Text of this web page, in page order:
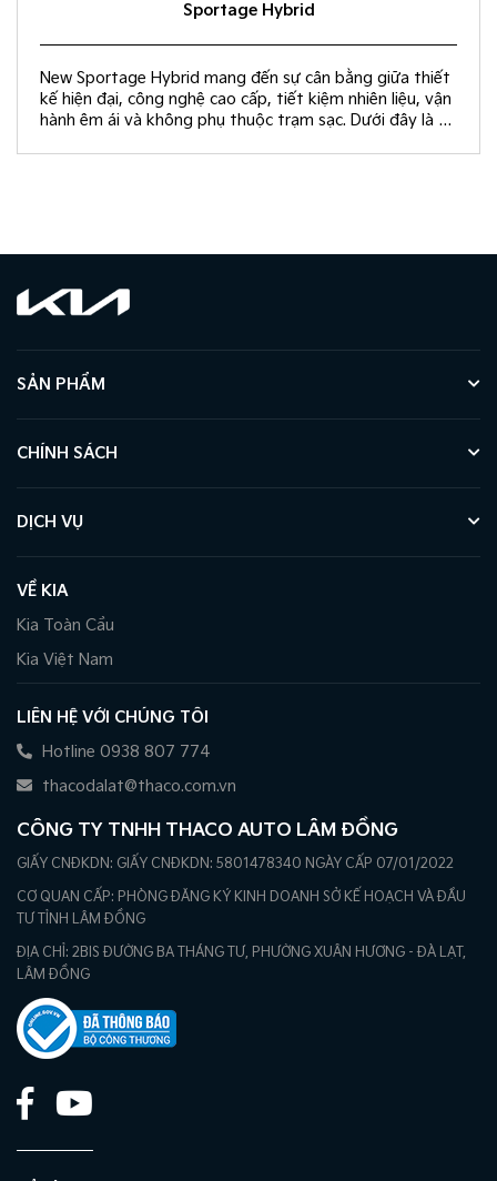
Sportage Hybrid
New Sportage Hybrid mang đến sự cân bằng giữa thiết
kế hiện đại, công nghệ cao cấp, tiết kiệm nhiên liệu, vận
hành êm ái và không phụ thuộc trạm sạc. Dưới đây là 10
SẢN PHẨM
CHÍNH SÁCH
DỊCH VỤ
VỀ KIA
Kia Toàn Cầu
Kia Việt Nam
LIÊN HỆ VỚI CHÚNG TÔI
Hotline 0938 807 774
thacodalat@thaco.com.vn
CÔNG TY TNHH THACO AUTO LÂM ĐỒNG
GIẤY CNĐKDN: GIẤY CNĐKDN: 5801478340 NGÀY CẤP 07/01/2022
CƠ QUAN CẤP: PHÒNG ĐĂNG KÝ KINH DOANH SỞ KẾ HOẠCH VÀ ĐẦU
TƯ TỈNH LÂM ĐỒNG
ĐỊA CHỈ: 2BIS ĐƯỜNG BA THÁNG TƯ, PHƯỜNG XUÂN HƯƠNG - ĐÀ LẠT,
LÂM ĐỒNG